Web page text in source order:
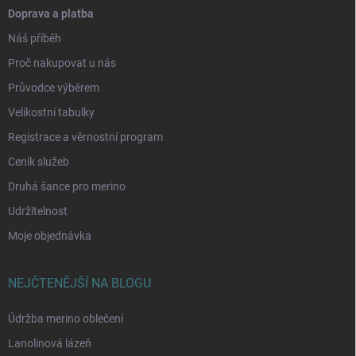
Doprava a platba
Náš příběh
Proč nakupovat u nás
Průvodce výběrem
Velikostní tabulky
Registrace a věrnostní program
Ceník služeb
Druhá šance pro merino
Udržitelnost
Moje objednávka
NEJČTENĚJŠÍ NA BLOGU
Údržba merino oblečení
Lanolinová lázeň